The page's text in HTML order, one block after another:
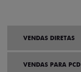
VENDAS DIRETAS
VENDAS PARA PCD